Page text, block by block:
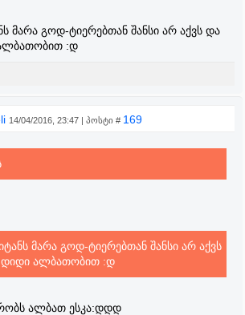
მარა გოდ-ტიერებთან შანსი არ აქვს და
:დ
14/04/2016, 23:47 | პოსტი # 169
მარა გოდ-ტიერებთან შანსი არ აქვს
დიდი ალბათობით :დ
ალბათ ესკა:დდდ